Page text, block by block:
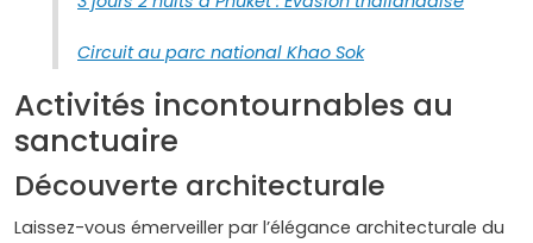
Circuit au parc national Khao Sok
Activités incontournables au
sanctuaire
Découverte architecturale
Laissez-vous émerveiller par l’élégance architecturale du